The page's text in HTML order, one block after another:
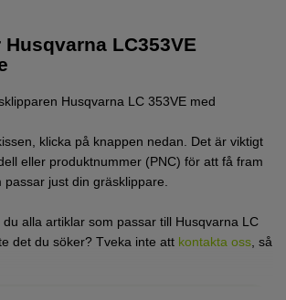
LC353VE
Husqvarna LC 353VE med
klicka på knappen nedan. Det är viktigt
eller produktnummer (PNC) för att få fram
just din gräsklippare.
alla artiklar som passar till Husqvarna LC
det du söker? Tveka inte att kontakta oss , så